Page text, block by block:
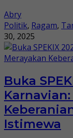
Abry
Politik, Ragam,
30, 2025
Buka
Istimewa